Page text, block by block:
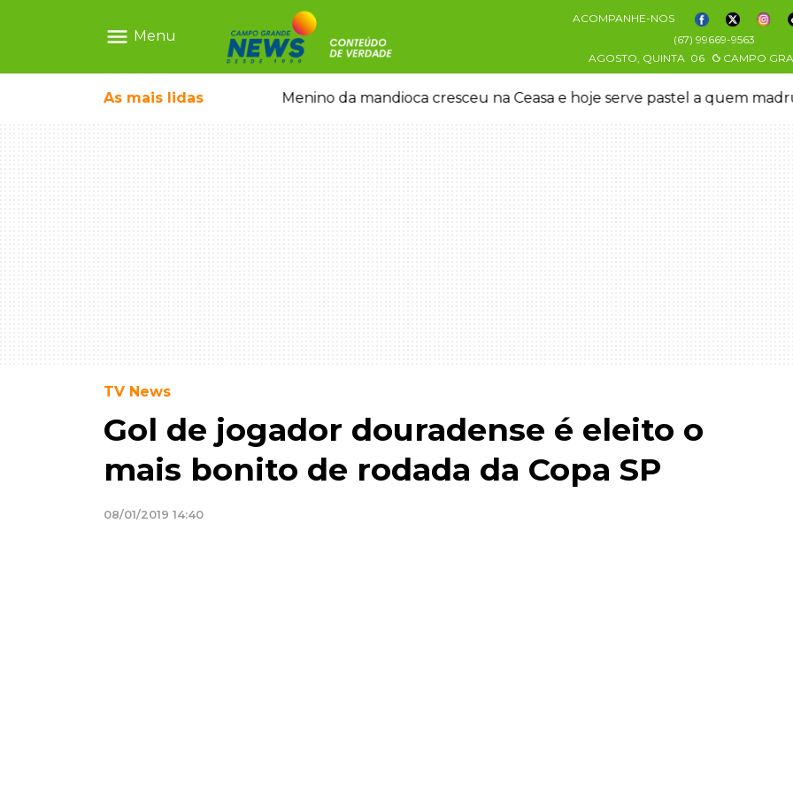
menu Menu
ACOMPANHE-NOS
(67) 99669-9563
AGOSTO, QUINTA 06 CAMPO
As mais lidas
show gratuito na Feira Central Menino da mandioca cresceu na Ceasa e hoje serve pastel a quem
TV News
Gol de jogador douradense é eleito o
mais bonito de rodada da Copa SP
08/01/2019 14:40